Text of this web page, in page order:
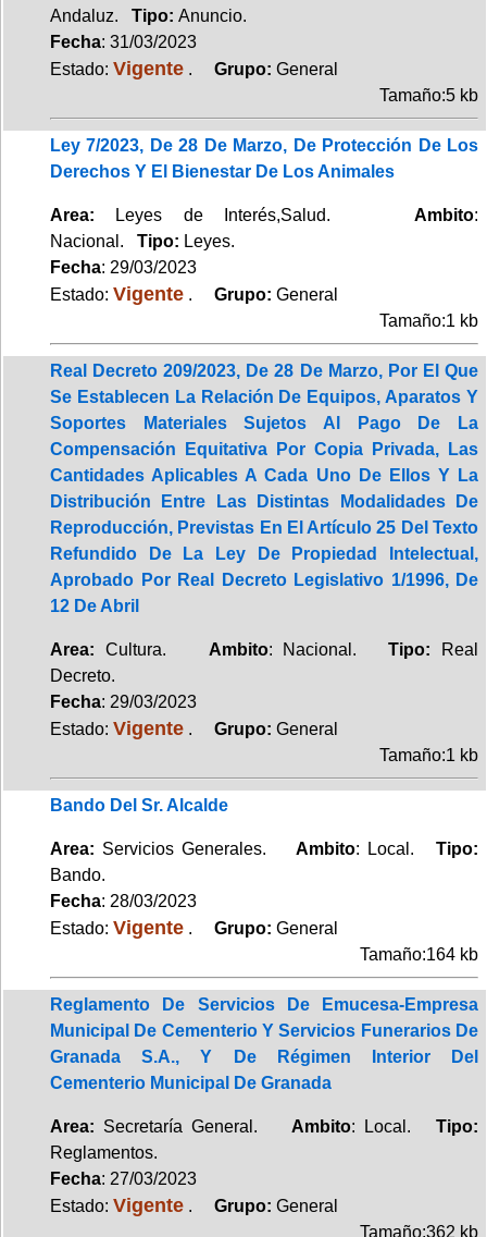
Andaluz. Tipo: Anuncio.
Fecha: 31/03/2023
Estado: Vigente . Grupo: General
Tamaño:5 kb
Ley 7/2023, De 28 De Marzo, De Protección De Los
Derechos Y El Bienestar De Los Animales
Area: Leyes de Interés,Salud. Ambito:
Nacional. Tipo: Leyes.
Fecha: 29/03/2023
Estado: Vigente . Grupo: General
Tamaño:1 kb
Real Decreto 209/2023, De 28 De Marzo, Por El Que
Se Establecen La Relación De Equipos, Aparatos Y
Soportes Materiales Sujetos Al Pago De La
Compensación Equitativa Por Copia Privada, Las
Cantidades Aplicables A Cada Uno De Ellos Y La
Distribución Entre Las Distintas Modalidades De
Reproducción, Previstas En El Artículo 25 Del Texto
Refundido De La Ley De Propiedad Intelectual,
Aprobado Por Real Decreto Legislativo 1/1996, De
12 De Abril
Area: Cultura. Ambito: Nacional.Tipo:
Real
Decreto.
Fecha: 29/03/2023
Estado: Vigente . Grupo: General
Tamaño:1 kb
Bando Del Sr. Alcalde
Area: Servicios Generales. Ambito: Local.Tipo:
Bando.
Fecha: 28/03/2023
Estado: Vigente . Grupo: General
Tamaño:164 kb
Reglamento De Servicios De Emucesa-Empresa
Municipal De Cementerio Y Servicios Funerarios De
Granada S.A., Y De Régimen Interior Del
Cementerio Municipal De Granada
Area: Secretaría General. Ambito: Local.Tipo:
Reglamentos.
Fecha: 27/03/2023
Estado: Vigente . Grupo: General
Tamaño:362 kb